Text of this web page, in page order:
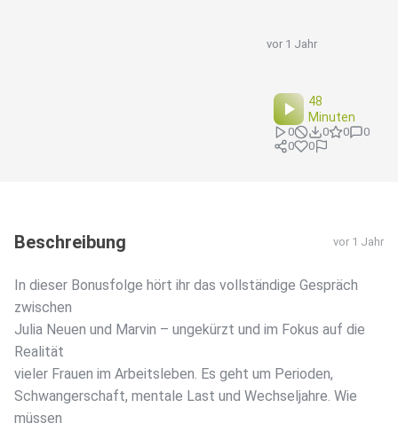
vor 1 Jahr
48
Minuten
0 0 0
0
0
0
Beschreibung vor 1 Jahr
In dieser Bonusfolge hört ihr das vollständige Gespräch
zwischen
Julia Neuen und Marvin – ungekürzt und im Fokus auf die
Realität
vieler Frauen im Arbeitsleben. Es geht um Perioden,
Schwangerschaft, mentale Last und Wechseljahre. Wie
müssen